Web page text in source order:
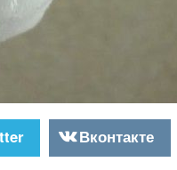
Вконтакте